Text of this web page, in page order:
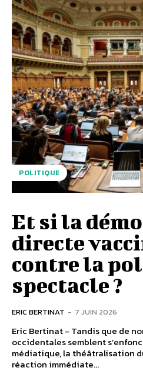
POLITIQUE
Et si la
directe
contre la
spectacle ?
ERIC BERTINAT - 7 JUIN 2026
Eric Bertinat - Tandis que de
occidentales semblent
médiatique, la théâtralisation
réaction immédiate...